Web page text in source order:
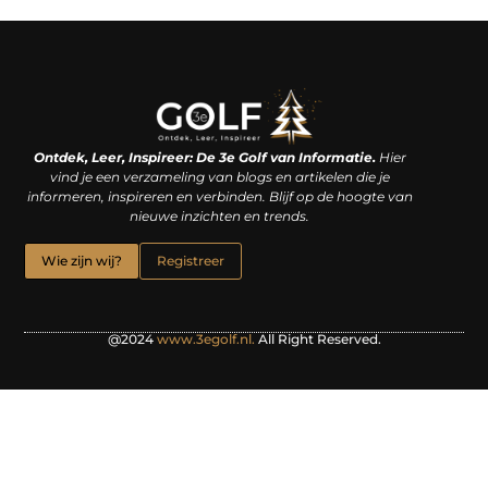
Ontdek, Leer, Inspireer: De 3e Golf van Informatie.Hier
vind je een verzameling van blogs en artikelen die je
informeren, inspireren en verbinden. Blijf op de hoogte van
nieuwe inzichten en trends.
Wie zijn wij? Registreer
@2024 www.3egolf.nl. All Right Reserved.